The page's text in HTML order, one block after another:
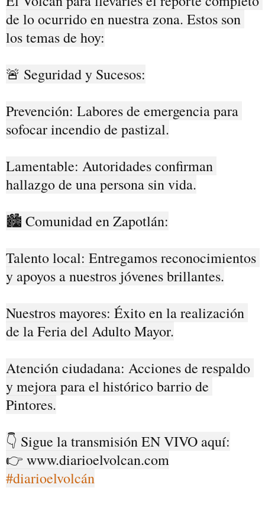
de lo ocurrido en nuestra zona. Estos son
los temas de hoy:
🚨 Seguridad y Sucesos:
Prevención: Labores de emergencia para
sofocar incendio de pastizal.
Lamentable: Autoridades confirman
hallazgo de una persona sin vida.
🏙️ Comunidad en Zapotlán:
Talento local: Entregamos reconocimientos
y apoyos a nuestros jóvenes brillantes.
Nuestros mayores: Éxito en la realización
de la Feria del Adulto Mayor.
Atención ciudadana: Acciones de respaldo
y mejora para el histórico barrio de
Pintores.
👇 Sigue la transmisión EN VIVO aquí:
#diarioelvolcán